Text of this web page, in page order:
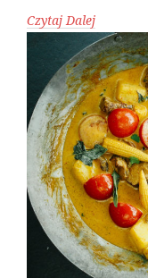
Czytaj Dalej